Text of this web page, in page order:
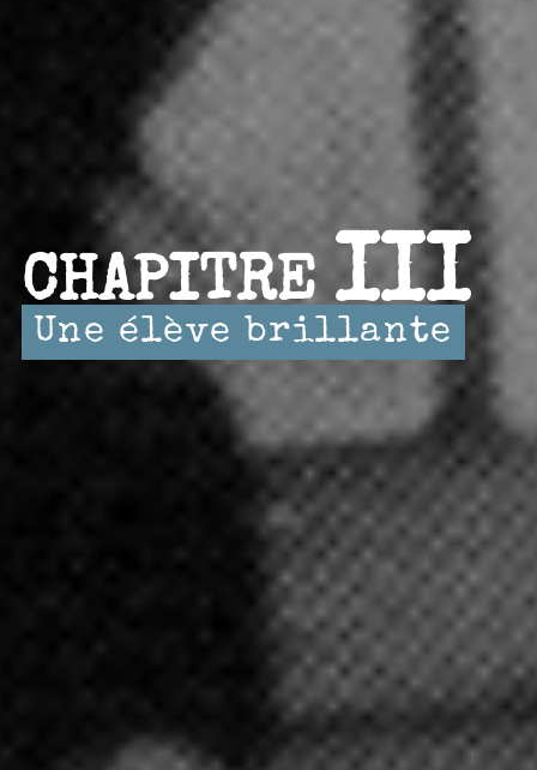
CHAPITRE III
Une élève brillante